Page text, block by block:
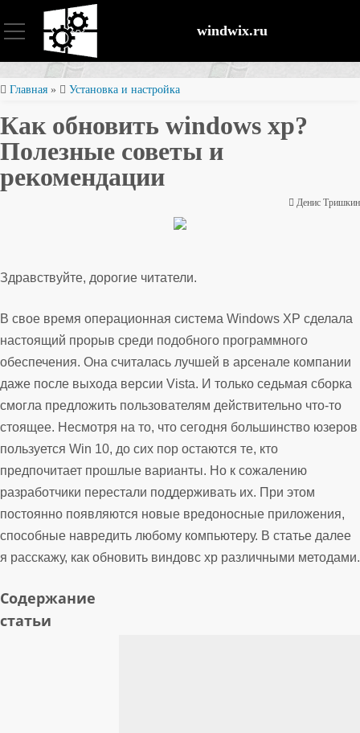
windwix.ru
Установка и настройка
Оптимизация ОС
Восстановление файлов
Главная » Установка и настройка
Как обновить windows xp?
Полезные советы и
рекомендации
Денис Тришкин
Здравствуйте, дорогие читатели.
В свое время операционная система Windows XP сделала
настоящий прорыв среди подобного программного
обеспечения. Она считалась лучшей в арсенале компании
даже после выхода версии Vista. И только седьмая сборка
смогла предложить пользователям действительно что-то
стоящее. Несмотря на то, что сегодня большинство юзеров
пользуется Win 10, до сих пор остаются те, кто
предпочитает прошлые варианты. Но к сожалению
разработчики перестали поддерживать их. При этом
постоянно появляются новые вредоносные приложения,
способные навредить любому компьютеру. В статье далее
я расскажу, как обновить виндовс хр различными методами.
Содержание
статьи